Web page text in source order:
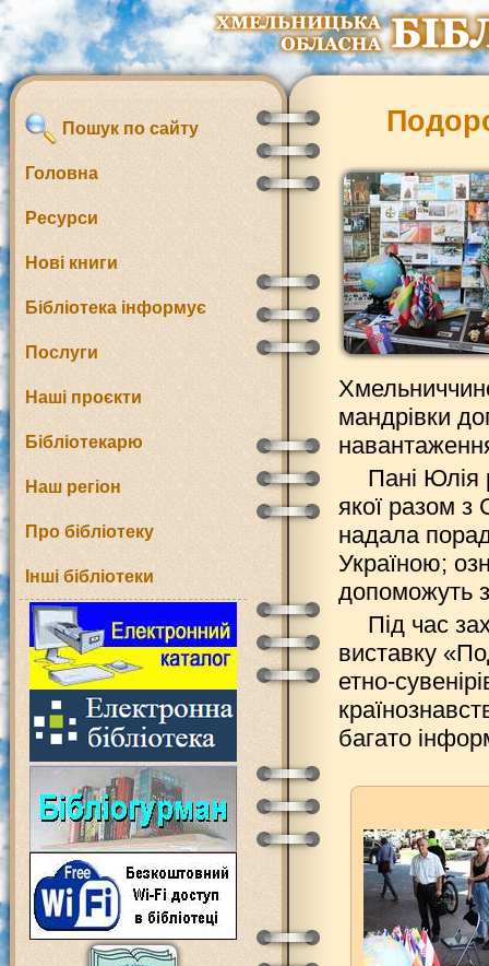
Пошук по сайту
Головна
Ресурси
Нові книги
Бібліотека інформує
Послуги
Наші проєкти
Бібліотекарю
Наш регіон
Про бібліотеку
Інші бібліотеки
мандрівки
Пані Юлія
якої разом з
надала
Україною;
допоможуть
Під час
виставку
етно-
багато